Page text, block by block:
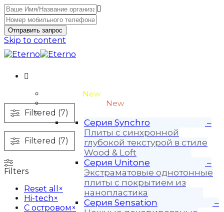
Отправить запрос
Skip to content
New
Wood-3 и Loft-2
New
Материалы
Серия Synchro
–
Плиты с синхронной
глубокой текстурой в стиле
Wood & Loft
Серия Unitone
–
Экстраматовые однотонные
плиты с покрытием из
нанопластика
Серия Sensation
–
Filtered (7)
Filtered (7)
Filters
Reset all
×
Hi-tech×
С островом ×